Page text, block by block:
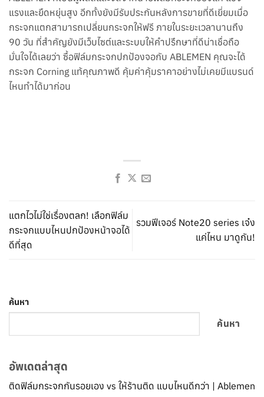
ค้นหา
ค้นหา
อัพเดตล่าสุด
ติดฟิล์มกระจกกันรอยเอง vs ให้ร้านติด แบบไหนดีกว่า | Ablemen
แรงและยืดหยุ่นสูง อีกทั้งยังมีรับประกันหลังการขายที่ดีเยี่ยมเมื่อ
กระจกแตกสามารถเปลี่ยนกระจกให้ฟรี ภายในระยะเวลานานถึง
90 วัน ที่สำคัญยังมีเว็บไซต์และระบบให้คำปรึกษาที่ดีน่าเชื่อถือ
มั่นใจได้เลยว่า ซื้อฟิล์มกระจกปกป้องจอกับ ABLEMEN คุณจะได้
กระจก Corning แท้คุณภาพดี คุ้มค่าคุ้มราคาอย่างไม่เคยมีแบรนด์
ไหนทำได้มาก่อน
แตกไวไม่ใช่เรื่องตลก! เลือกฟิล์ม
กระจกแบบไหนปกป้องหน้าจอได้
ดีที่สุด
รวมฟีเจอร์ Note20 series เจ๋ง
แค่ไหน มาดูกัน!